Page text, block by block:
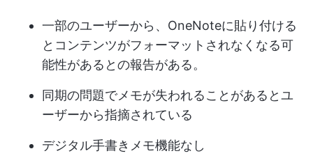
一部のユーザーから、OneNoteに貼り付ける
とコンテンツがフォーマットされなくなる可
能性があるとの報告がある。
同期の問題でメモが失われることがあるとユ
ーザーから指摘されている
デジタル手書きメモ機能なし